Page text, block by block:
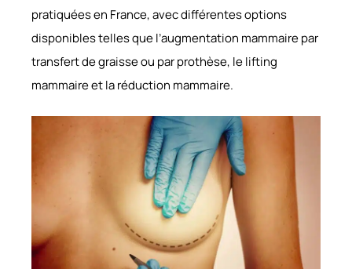
pratiquées en France, avec différentes options
disponibles telles que l’augmentation mammaire par
transfert de graisse ou par prothèse, le lifting
mammaire et la réduction mammaire.